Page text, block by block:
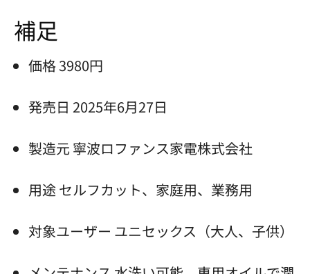
補足
価格 3980円
発売日 2025年6月27日
製造元 寧波ロファンス家電株式会社
用途 セルフカット、家庭用、業務用
対象ユーザー ユニセックス（大人、子供）